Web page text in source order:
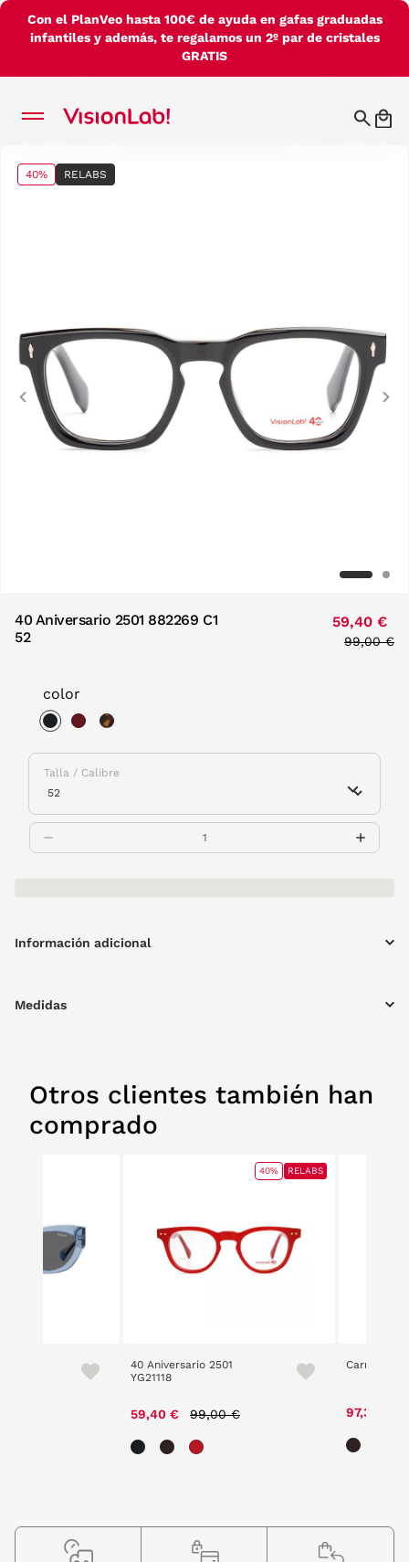
Con el PlanVeo hasta 100€ de ayuda en gafas graduadas
infantiles y además, te regalamos un 2º par de cristales
GRATIS
40% RELABS
Previous
40 Aniversario 2501 882269 C1
52
59,40 €
Price
99,00 €
color
Talla / Calibre
Información adicional
Medidas
Otros clientes también han
comprado
40 Aniversario 2501
YG21118
59,40 € 99,00 €
40% RELABS
Carrera 351
97,30 €